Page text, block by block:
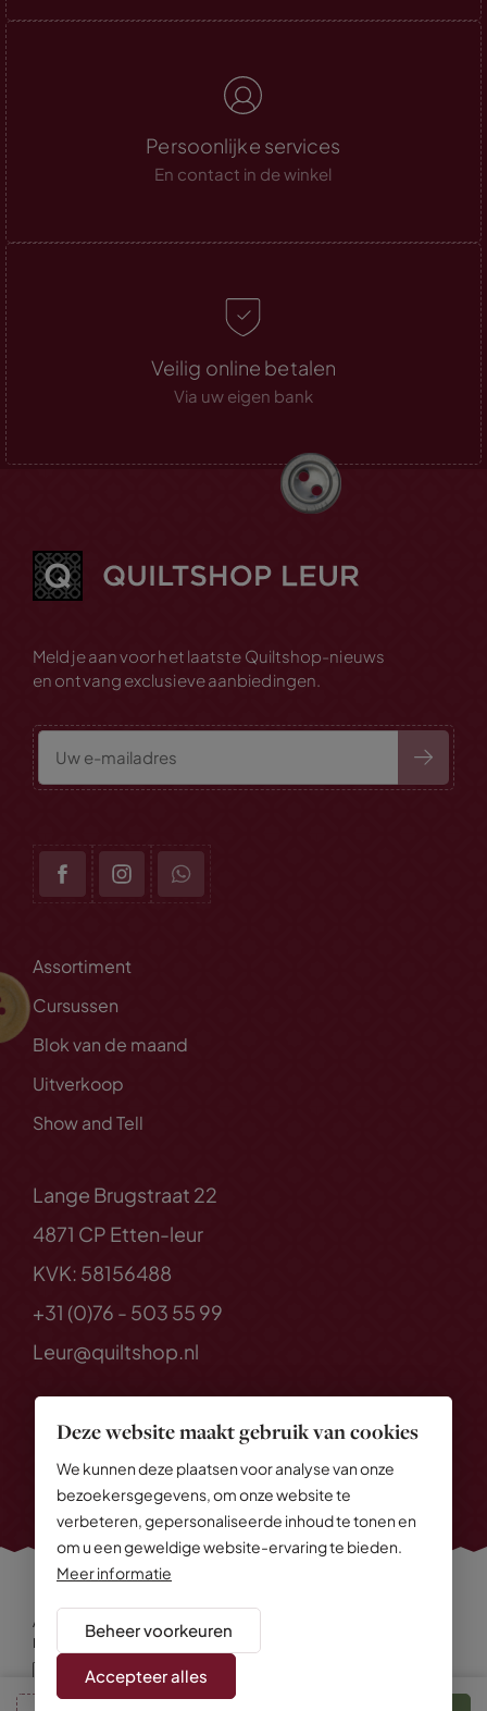
Deze website maakt gebruik van cookies
We kunnen deze plaatsen voor analyse van onze
bezoekersgegevens, om onze website te
verbeteren, gepersonaliseerde inhoud te tonen en
om u een geweldige website-ervaring te bieden.
Meer informatie
Beheer voorkeuren
Accepteer alles
Persoonlijke services
En contact in de winkel
Veilig online betalen
Via uw eigen bank
Meld je aan voor het laatste Quiltshop-nieuws
en ontvang exclusieve aanbiedingen.
Assortiment
Cursussen
Blok van de maand
Uitverkoop
Show and Tell
Lange Brugstraat 22
4871 CP Etten-leur
KVK: 58156488
+31 (0)76 - 503 55 99
Leur@quiltshop.nl
Alle rechten voorbehouden
Privacy Policy
Algemene voorwaarden